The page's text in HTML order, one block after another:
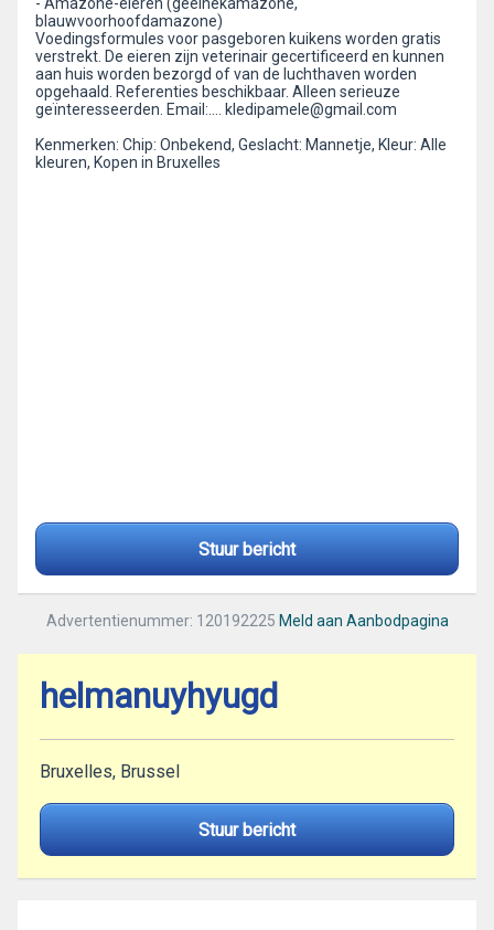
blauwvoorhoofdamazone)
Voedingsformules voor pasgeboren kuikens worden gratis
verstrekt. De eieren zijn veterinair gecertificeerd en kunnen
aan huis worden bezorgd of van de luchthaven worden
opgehaald. Referenties beschikbaar. Alleen serieuze
geïnteresseerden. Email:.... kledipamele@gmail.com
Kenmerken: Chip: Onbekend, Geslacht: Mannetje, Kleur: Alle
kleuren, Kopen in Bruxelles
Stuur bericht
Advertentienummer: 120192225 Meld aan Aanbodpagina
helmanuyhyugd
Bruxelles, Brussel
Stuur bericht